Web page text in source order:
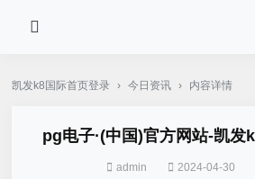
凯发k8国际首页登录 › 今日资讯 › 内容详情
pg电子·(中国)官方网站-凯发
admin 2024-04-30